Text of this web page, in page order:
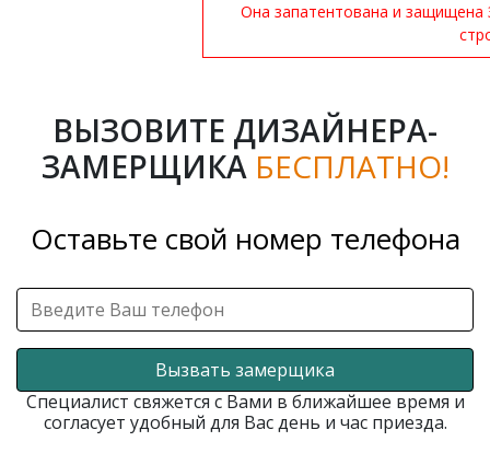
Она запатентована и
ВЫЗОВИТЕ ДИЗАЙНЕРА-
ЗАМЕРЩИКА БЕСПЛАТНО!
Оставьте свой номер телефона
Вызвать замерщика
Специалист свяжется с Вами в ближайшее время и
согласует удобный для Вас день и час приезда.